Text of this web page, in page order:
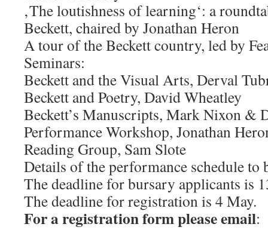
‚The loutishness of learning‘: a
Beckett, chaired by Jonathan Heron
A tour of the Beckett country, led by
Seminars:
Beckett and the Visual Arts, Derval
Beckett and Poetry, David Wheatley
Beckett’s Manuscripts, Mark Nixon &
Performance Workshop, Jonathan
Reading Group, Sam Slote
Details of the performance schedule to
The deadline for bursary applicants is
The deadline for registration is 4 May.
For a registration form please email: